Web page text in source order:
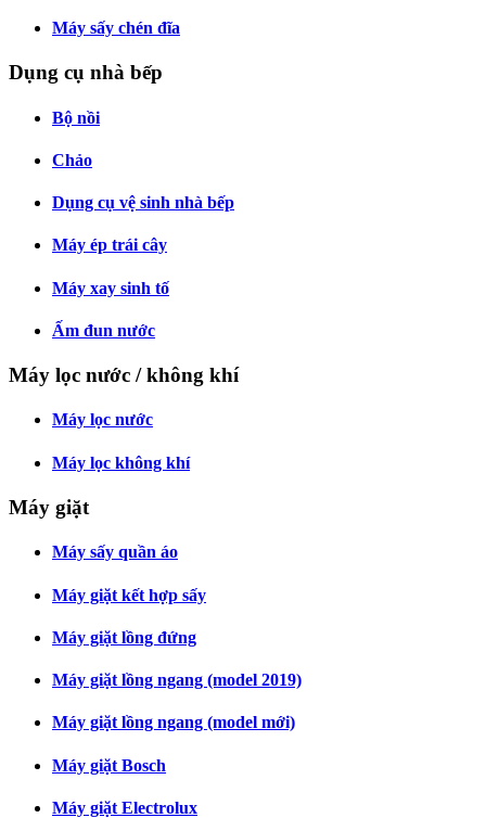
Máy sấy chén đĩa
Dụng cụ nhà bếp
Bộ nồi
Chảo
Dụng cụ vệ sinh nhà bếp
Máy ép trái cây
Máy xay sinh tố
Ấm đun nước
Máy lọc nước / không khí
Máy lọc nước
Máy lọc không khí
Máy giặt
Máy sấy quần áo
Máy giặt kết hợp sấy
Máy giặt lồng đứng
Máy giặt lồng ngang (model 2019)
Máy giặt lồng ngang (model mới)
Máy giặt Bosch
Máy giặt Electrolux